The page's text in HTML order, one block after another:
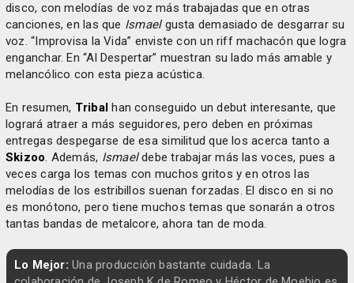
disco, con melodías de voz más trabajadas que en otras
canciones, en las que Ismaelgusta demasiado de desgarrar su
voz. “Improvisa la Vida” enviste con un riff machacón que logra
enganchar. En “Al Despertar” muestran su lado más amable y
melancólico con esta pieza acústica.
En resumen, Tribal han conseguido un debut interesante, que
logrará atraer a más seguidores, pero deben en próximas
entregas despegarse de esa similitud que los acerca tanto a
Skizoo. Además, Ismaeldebe trabajar más las voces, pues a
veces carga los temas con muchos gritos y en otros las
melodías de los estribillos suenan forzadas. El disco en si no
es monótono, pero tiene muchos temas que sonarán a otros
tantas bandas de metalcore, ahora tan de moda.
Lo Mejor: Una producción bastante cuidada. La